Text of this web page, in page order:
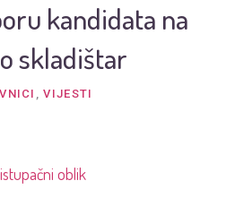
kandidata na
skladištar
,VIJESTI
oblik